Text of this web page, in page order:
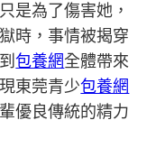
是為了傷害她，
時，事情被揭穿
包養網全體帶來
東莞青少包養網
優良傳統的精力